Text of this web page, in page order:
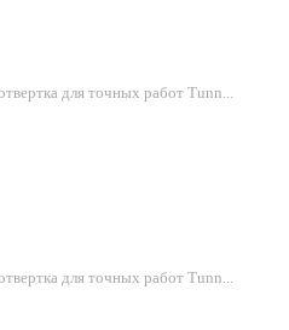
для точных работ Tunn...
для точных работ Tunn...